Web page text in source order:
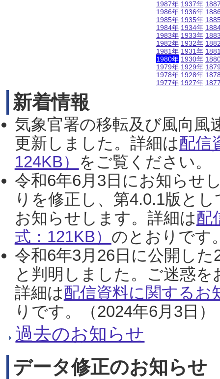
1987年
1986年
1985年
1984年
1983年
1982年
1981年
1980年
1979年
1978年
1977年
1937年
1936年
1935年
1934年
1933年
1932年
1931年
1930年
1929年
1928年
1927年
新着情報
気象官署の移転及び風向風
更新しました。詳細は配信
124KB） をご覧ください。
令和6年6月3日にお知らせ
りを修正し、第4.0.1版と
お知らせします。詳細は配
式：121KB） のとおりです
令和6年3月26日に公開し
と判明しました。ご迷惑
詳細は配信資料に関するお
りです。（2024年6月3日）
過去のお知らせ
データ修正のお知らせ